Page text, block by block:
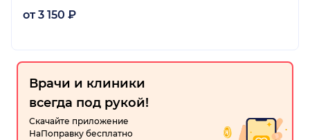
от 3 150 ₽
Врачи и клиники
всегда под рукой!
Скачайте приложение
НаПоправку бесплатно